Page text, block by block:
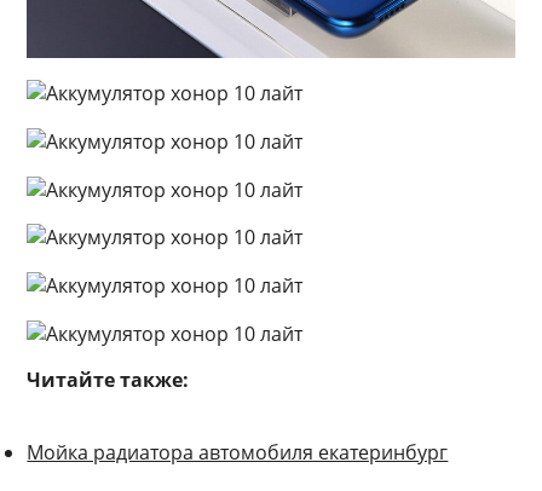
Читайте также:
Мойка радиатора автомобиля екатеринбург